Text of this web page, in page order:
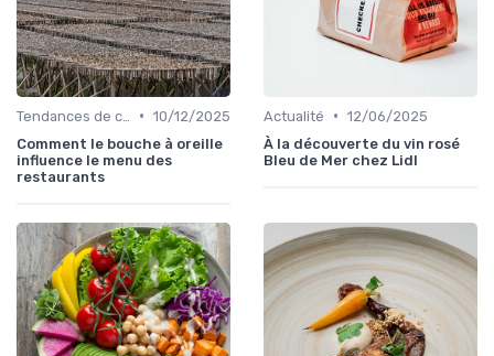
• 10/12/2025
Comment le bouche à oreille
influence le menu des
restaurants
Actualité • 12/06/2025
À la découverte du vin rosé
Bleu de Mer chez Lidl